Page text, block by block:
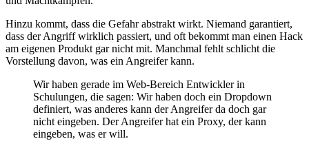
Hinzu kommt, dass die Gefahr abstrakt wirkt. Niemand garantiert,
dass der Angriff wirklich passiert, und oft bekommt man einen Hack
am eigenen Produkt gar nicht mit. Manchmal fehlt schlicht die
Vorstellung davon, was ein Angreifer kann.
Wir haben gerade im Web-Bereich Entwickler in
Schulungen, die sagen: Wir haben doch ein Dropdown
definiert, was anderes kann der Angreifer da doch gar
nicht eingeben. Der Angreifer hat ein Proxy, der kann
eingeben, was er will.